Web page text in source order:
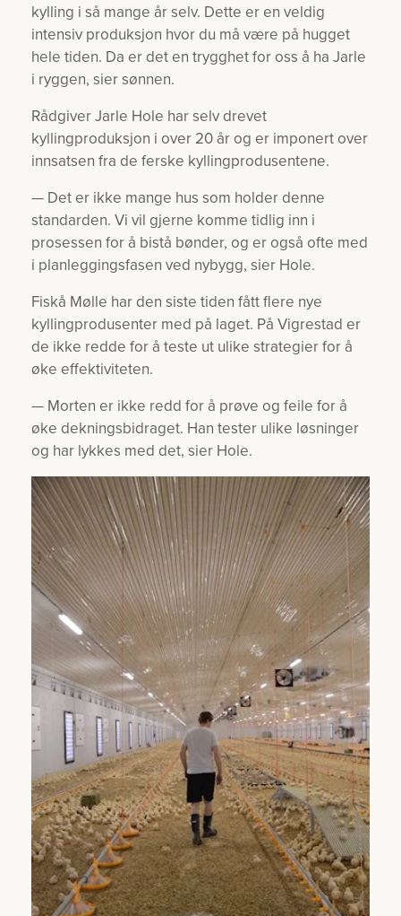
kylling i så mange år selv. Dette er en veldig
intensiv produksjon hvor du må være på hugget
hele tiden. Da er det en trygghet for oss å ha Jarle
i ryggen, sier sønnen.
Rådgiver Jarle Hole har selv drevet
kyllingproduksjon i over 20 år og er imponert over
innsatsen fra de ferske kyllingprodusentene.
— Det er ikke mange hus som holder denne
standarden. Vi vil gjerne komme tidlig inn i
prosessen for å bistå bønder, og er også ofte med
i planleggingsfasen ved nybygg, sier Hole.
Fiskå Mølle har den siste tiden fått flere nye
kyllingprodusenter med på laget. På Vigrestad er
de ikke redde for å teste ut ulike strategier for å
øke effektiviteten.
— Morten er ikke redd for å prøve og feile for å
øke dekningsbidraget. Han tester ulike løsninger
og har lykkes med det, sier Hole.